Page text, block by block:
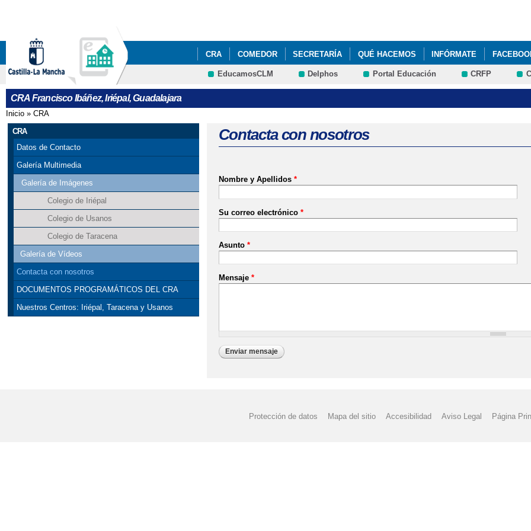
CRA COMEDOR SECRETARÍA QUÉ HACEMOS INFÓRMATE
SOLICITUD DE PLAZA EN EL COMEDOR ESCOLAR Y/O AULA MATINAL
EducamosCLM Delphos Portal Educación CRFP
CRA Francisco Ibáñez, Iriépal, Guadalajara
Se encuentra usted aquí
Inicio » CRA
CRA
Datos de Contacto
Galería Multimedia
Galería de Imágenes
Colegio de Iriépal
Colegio de Usanos
Colegio de Taracena
Galería de Vídeos
Contacta con nosotros
DOCUMENTOS PROGRAMÁTICOS DEL CRA
Nuestros Centros: Iriépal, Taracena y Usanos
Contacta con nosotros
Nombre y Apellidos *
Su correo electrónico *
Asunto *
Mensaje *
Protección de datos Mapa del sitio Accesibilidad Aviso Legal Página